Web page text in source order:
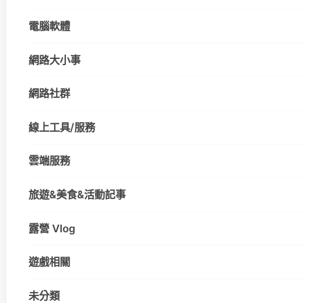
電腦軟體
網路大小事
網路社群
線上工具/服務
雲端服務
旅遊&美食&活動記事
露營 Vlog
遊戲相關
未分類